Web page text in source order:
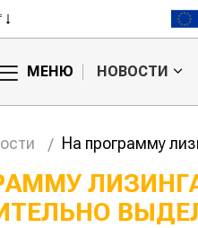
125000₸
МЕНЮ НОВОСТИ
На программу